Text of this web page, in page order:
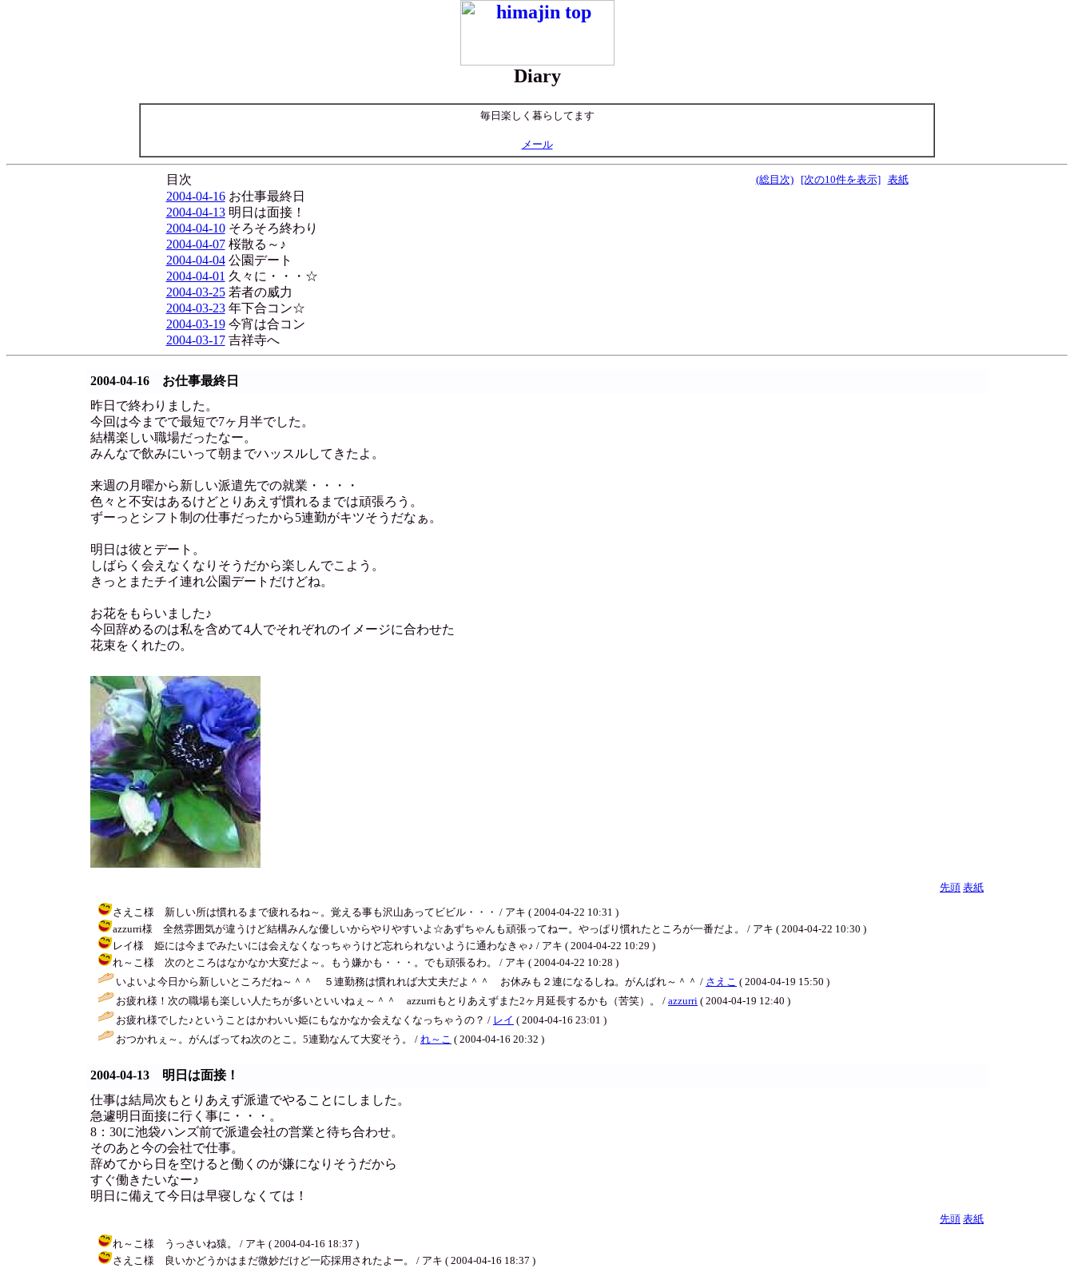
Diary
毎日楽しく暮らしてます
メール
目次 (総目次) [次の10件を表示] 表紙
2004-04-16お仕事最終日
2004-04-13明日は面接！
2004-04-10そろそろ終わり
2004-04-07桜散る～♪
2004-04-04公園デート
2004-04-01 久々に・・・☆
2004-03-25若者の威力
2004-03-23年下合コン☆
2004-03-19今宵は合コン
2004-03-17吉祥寺へ
2004-04-16 お仕事最終日
昨日で終わりました。
今回は今までで最短で7ヶ月半でした。
結構楽しい職場だったなー。
みんなで飲みにいって朝までハッスルしてきたよ。
来週の月曜から新しい派遣先での就業・・・・
色々と不安はあるけどとりあえず慣れるまでは頑張ろう。
ずーっとシフト制の仕事だったから5連勤がキツそうだなぁ。
明日は彼とデート。
しばらく会えなくなりそうだから楽しんでこよう。
きっとまたチイ連れ公園デートだけどね。
お花をもらいました♪
今回辞めるのは私を含めて4人でそれぞれのイメージに合わせた
花束をくれたの。
先頭 表紙
さえこ様 新しい所は慣れるまで疲れるね～。覚える事も沢山あってビビル・・・ / アキ ( 2004-04-22 10:31 )
azzurri様 全然雰囲気が違うけど結構みんな優しいからやりやすいよ☆あずちゃんも頑張ってねー。やっぱり慣れたところが一番だよ。 / アキ ( 2004-04-22 10:30 )
レイ様 姫には今までみたいには会えなくなっちゃうけど忘れられないように通わなきゃ♪ / アキ ( 2004-04-22 10:29 )
れ～こ様 次のところはなかなか大変だよ～。もう嫌かも・・・。でも頑張るわ。 / アキ ( 2004-04-22 10:28 )
いよいよ今日から新しいところだね～＾＾ ５連勤務は慣れれば大丈夫だよ＾＾ お休みも２連になるしね。がんばれ～＾＾ / さえこ ( 2004-04-19 15:50 )
お疲れ様！次の職場も楽しい人たちが多いといいねぇ～＾＾ azzurriもとりあえずまた2ヶ月延長するかも（苦笑）。 / azzurri ( 2004-04-19 12:40 )
お疲れ様でした♪ということはかわいい姫にもなかなか会えなくなっちゃうの？ / レイ ( 2004-04-16 23:01 )
おつかれぇ～。がんばってね次のとこ。5連勤なんて大変そう。 / れ～こ ( 2004-04-16 20:32 )
2004-04-13 明日は面接！
仕事は結局次もとりあえず派遣でやることにしました。
急遽明日面接に行く事に・・・。
8：30に池袋ハンズ前で派遣会社の営業と待ち合わせ。
そのあと今の会社で仕事。
辞めてから日を空けると働くのが嫌になりそうだから
すぐ働きたいなー♪
明日に備えて今日は早寝しなくては！
先頭 表紙
れ～こ様 うっさいね猿。 / アキ ( 2004-04-16 18:37 )
さえこ様 良いかどうかはまだ微妙だけど一応採用されたよー。 / アキ ( 2004-04-16 18:37 )